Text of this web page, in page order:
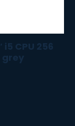
i5 CPU 256
grey